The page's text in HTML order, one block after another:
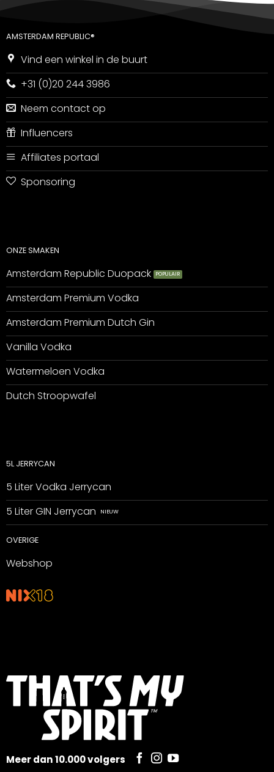
AMSTERDAM REPUBLIC®
Vind een winkel in de buurt
+31 (0)20 244 3986
Neem contact op
Influencers
Affiliates portaal
Sponsoring
ONZE SMAKEN
Amsterdam Republic Duopack
Amsterdam Premium Vodka
Amsterdam Premium Dutch Gin
Vanilla Vodka
Watermeloen Vodka
Dutch Stroopwafel
5L JERRYCAN
5 Liter Vodka Jerrycan
5 Liter GIN Jerrycan
OVERIGE
Webshop
Meer dan 10.000 volgers